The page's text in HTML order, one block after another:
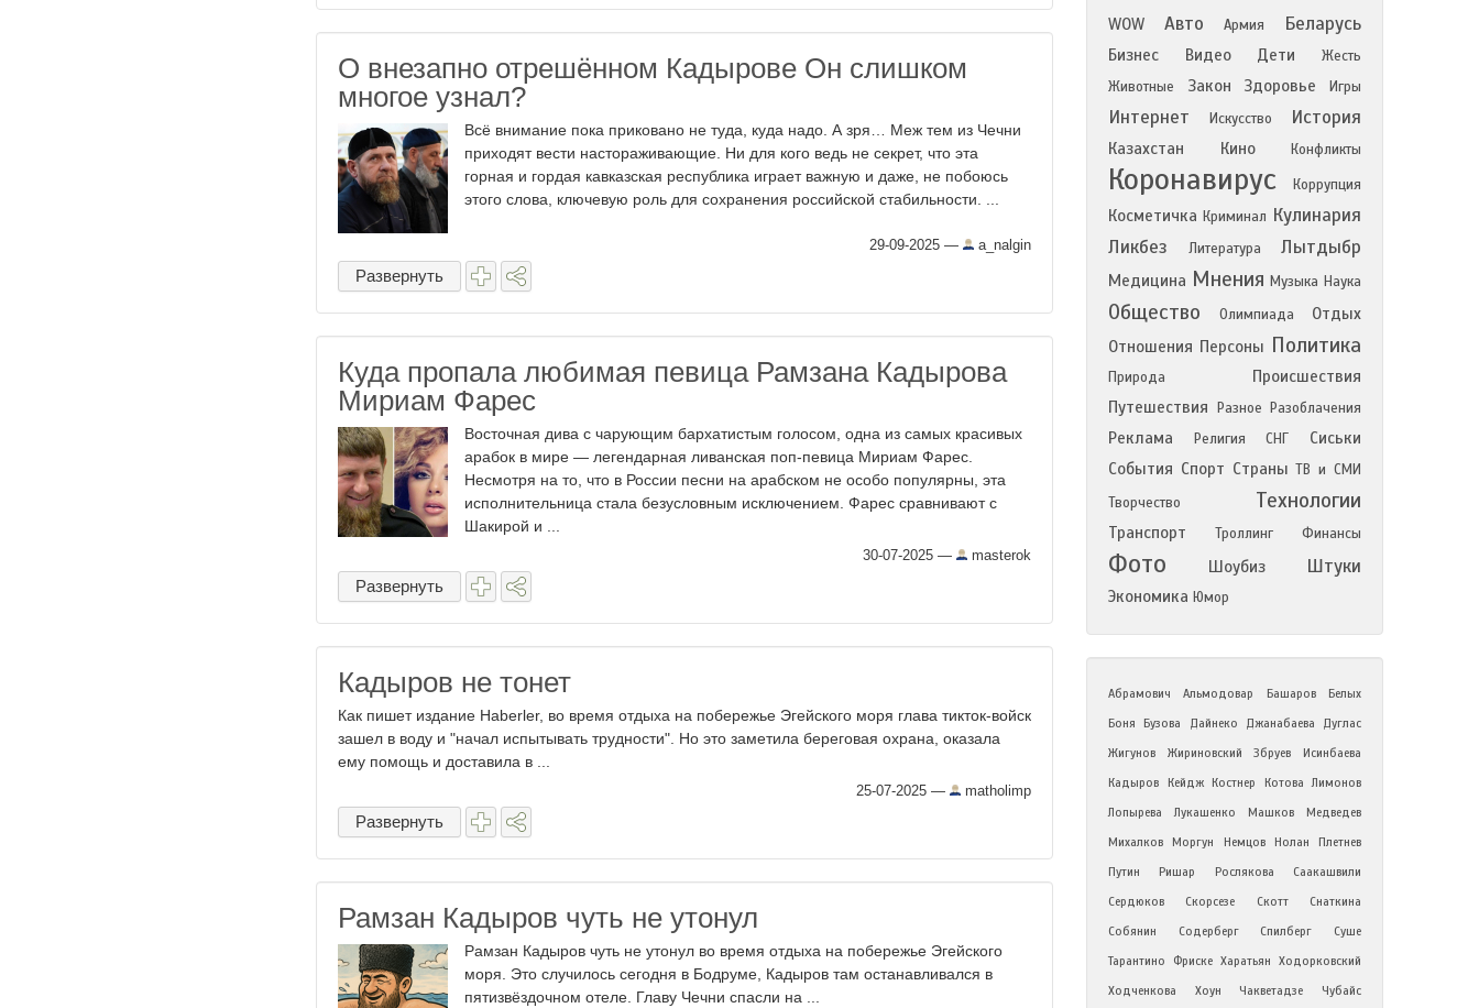
О внезапно отрешённом Кадырове Он слишком
многое узнал?
Всё внимание пока приковано не туда, куда надо. А зря… Меж тем из Чечни
приходят вести настораживающие. Ни для кого ведь не секрет, что эта
горная и гордая кавказская республика играет важную и даже, не побоюсь
этого слова, ключевую роль для сохранения российской стабильности. ...
29-09-2025 — a_nalgin
Развернуть
Куда пропала любимая певица Рамзана Кадырова
Мириам Фарес
Восточная дива с чарующим бархатистым голосом, одна из самых красивых
арабок в мире — легендарная ливанская поп-певица Мириам Фарес.
Несмотря на то, что в России песни на арабском не особо популярны, эта
исполнительница стала безусловным исключением. Фарес сравнивают с
Шакирой и ...
30-07-2025 — masterok
Развернуть
Кадыров не тонет
Как пишет издание Haberler, во время отдыха на побережье Эгейского моря глава тикток-войск
зашел в воду и "начал испытывать трудности". Но это заметила береговая охрана, оказала
ему помощь и доставила в ...
25-07-2025 — matholimp
Развернуть
Рамзан Кадыров чуть не утонул
Рамзан Кадыров чуть не утонул во время отдыха на побережье Эгейского
моря. Это случилось сегодня в Бодруме, Кадыров там останавливался в
пятизвёздочном отеле. Главу Чечни спасли на ...
WOW Авто Армия Беларусь
Бизнес Видео Дети
Жесть
Животные
Закон Здоровье Игры
Интернет Искусство История
Казахстан Кино Конфликты
Коронавирус Коррупция
Косметичка Криминал Кулинария
Ликбез
Литература Лытдыбр
Медицина Мнения Музыка Наука
Общество Олимпиада
Отдых
Отношения Персоны Политика
Природа
Происшествия
Путешествия
Разное Разоблачения
Реклама Религия СНГ
Сиськи
События Спорт Страны ТВ и СМИ
Творчество
Технологии
Транспорт Троллинг Финансы
Фото Шоубиз Штуки
Экономика Юмор
Абрамович Альмодовар Башаров
Белых
Боня
Бузова Дайнеко Джанабаева
Дуглас
Жигунов
Жириновский Збруев
Исинбаева
Кадыров
Кейдж Костнер Котова Лимонов
Лопырева
Лукашенко Машков
Медведев
Михалков
Моргун Немцов Нолан
Плетнев
Путин
Ришар Рослякова
Саакашвили
Сердюков
Скорсезе Скотт
Снаткина
Собянин
Содерберг Спилберг
Суше
Тарантино
Фриске Харатьян Ходорковский
Ходченкова
Хоун Чакветадзе
Чубайс